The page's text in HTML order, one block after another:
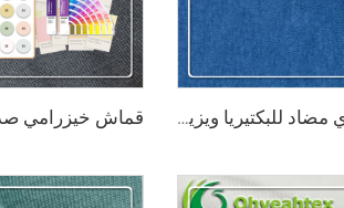
نسيج جيرسي من البامبو العضوي مضاد للبكتيريا ويزيل الروائح الكريهة بشكل طبيعي، بوزن 290 غرام/م² يتكون من 63٪ بامبو و27٪ قطن عضوي و10٪ سباندكس، مناسب لملابس التدفئة الرياضية الفاخرة